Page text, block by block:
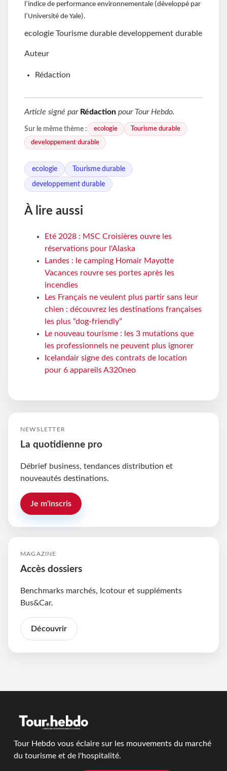
l’indice de performance environnementale (développé par
l’Université de Yale).
ecologie Tourisme durable developpement durable
Auteur
Rédaction
Article signé par Rédaction pour Tour Hebdo.
Sur le même thème : ecologie
Tourisme durable
developpement durable
ecologie Tourisme durable
developpement durable
À lire aussi
Eté 2028 : MSC Croisières ouvre les
réservations pour l'Alaska
Landes : le camping Homair Mayotte
Vacances rouvre ses portes après les
incendies
Les Français ne veulent plus partir sans leur
chien : découvrez les destinations françaises
les plus “dog-friendly”
Le nouveau tourisme : les 3 mutations que
les professionnels ne peuvent plus ignorer
Icelandair signe des contrats de location
pour 6 appareils A320neo
NEWSLETTER
La quotidienne pro
Débrief business, tendances distribution et
nouveautés destinations.
Je m'inscris
MAGAZINE
Accès dossiers
Benchmarks marchés, Icotour et suppléments
Bus&Car.
Découvrir
Tour Hebdo vous éclaire sur les mouvements du marché
du tourisme et de l'hospitalité.